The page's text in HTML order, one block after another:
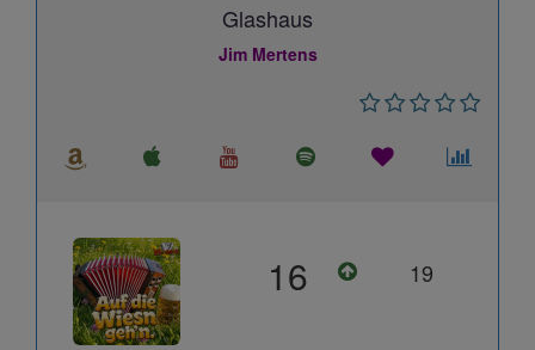
Glashaus
Jim Mertens
16 19